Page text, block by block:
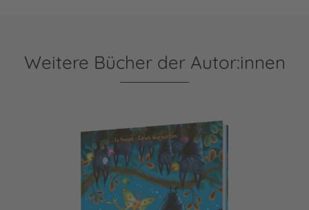
Weitere Bücher der Autor:innen